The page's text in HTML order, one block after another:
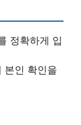
정확하게 입
본인 확인을